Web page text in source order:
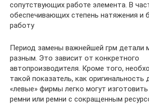
сопутствующих работе элемента. В
обеспечивающих степень натяжения и
работу
Период замены важнейшей грм детали
разным. Это зависит от конкретного
автопроизводителя. Кроме того,
такой показатель, как оригинальность
«левые» фирмы легко могут
ремни или ремни с сокращенным